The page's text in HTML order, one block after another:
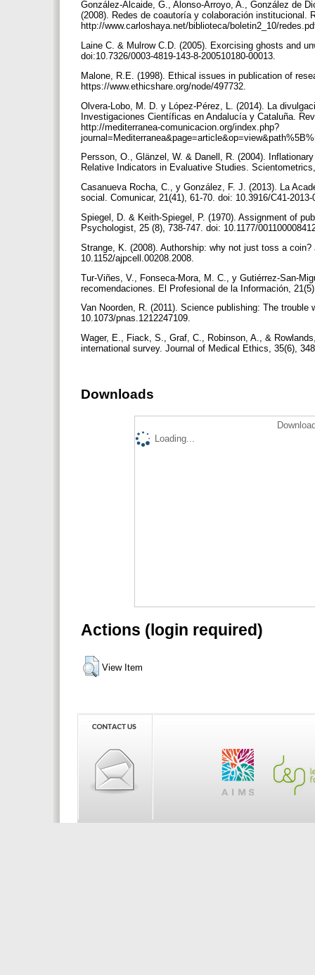
González-Alcaide, G., Alonso-Arroyo, A., González de
(2008). Redes de coautoría y colaboración institucional.
http://www.carloshaya.net/biblioteca/boletin2_10/
Laine C. & Mulrow C.D. (2005). Exorcising ghosts and
doi:10.7326/0003-4819-143-8-200510180-00013.
Malone, R.E. (1998). Ethical issues in publication of
https://www.ethicshare.org/node/497732.
Olvera-Lobo, M. D. y López-Pérez, L. (2014). La
Investigaciones Científicas en Andalucía y Cataluña.
http://mediterranea-comunicacion.org/index.php?
Persson, O., Glänzel, W. & Danell, R. (2004).
Relative Indicators in Evaluative Studies.
Casanueva Rocha, C., y González, F. J. (2013). La
social. Comunicar, 21(41), 61-70. doi: 10.3916/C41-
Spiegel, D. & Keith-Spiegel, P. (1970). Assignment of
Psychologist, 25 (8), 738-747. doi: 10.1177/
Strange, K. (2008). Authorship: why not just toss a
10.1152/ajpcell.00208.2008.
Tur-Viñes, V., Fonseca-Mora, M. C., y Gutiérrez-San-
recomendaciones. El Profesional de la Información,
Van Noorden, R. (2011). Science publishing: The
10.1073/pnas.1212247109.
Wager, E., Fiack, S., Graf, C., Robinson, A., &
international survey. Journal of Medical Ethics, 35(6),
Downloads
Loading...
Actions (login required)
View Item